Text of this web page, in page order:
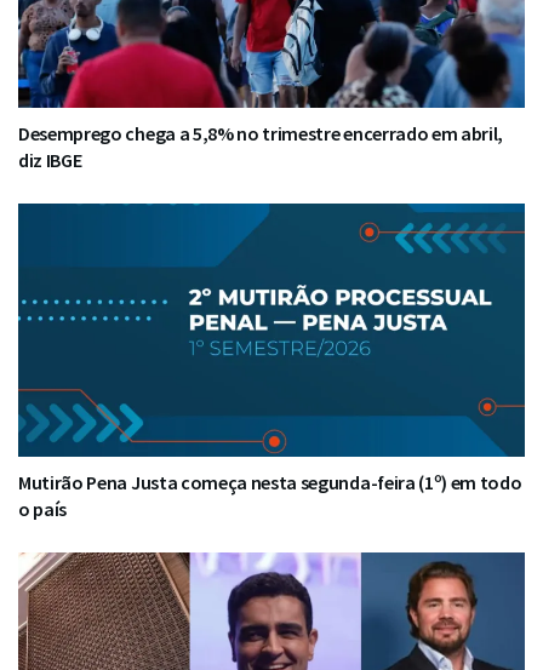
Desemprego chega a 5,8% no trimestre encerrado em abril,
diz IBGE
Mutirão Pena Justa começa nesta segunda-feira (1º) em todo
o país